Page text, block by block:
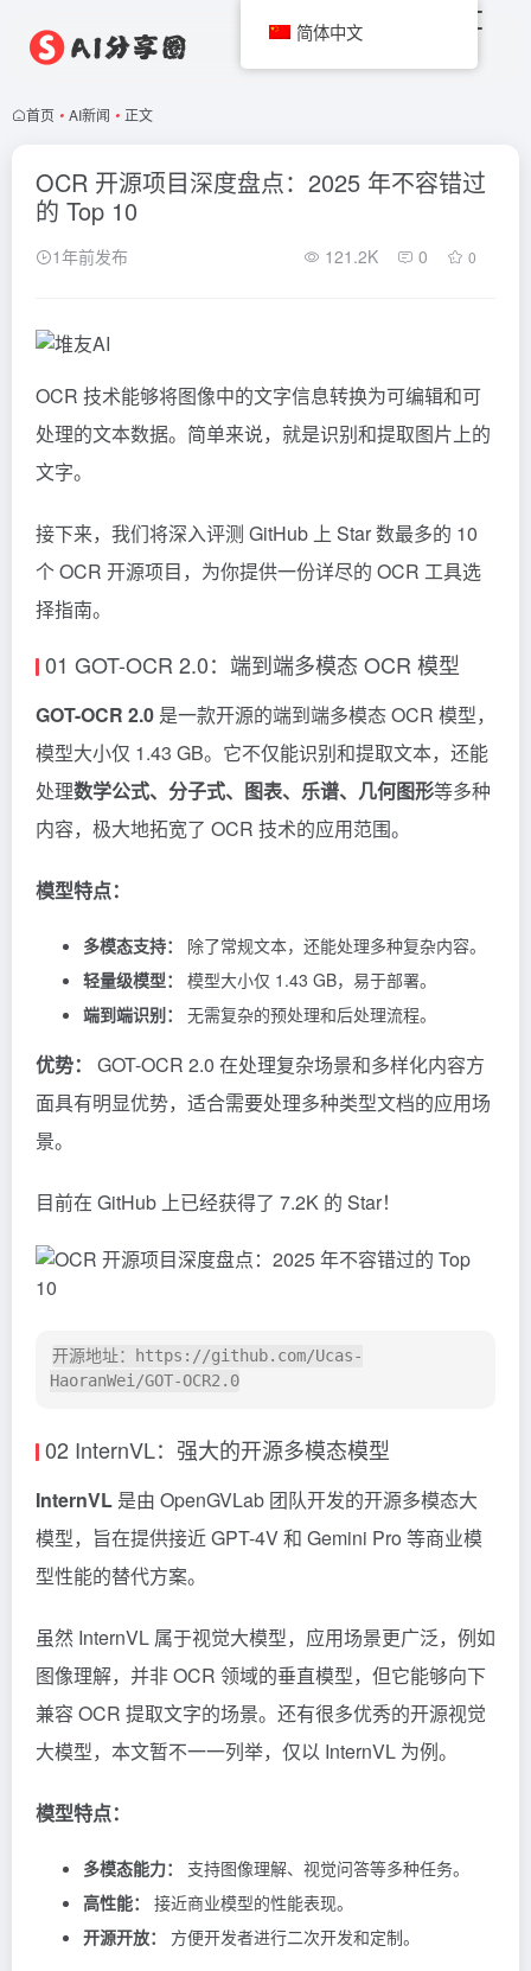
首页 • AI新闻 • 正文
OCR 开源项目深度盘点：2025 年不容错过
的 Top 10
1年前发布 121.2K 0 0
OCR 技术能够将图像中的文字信息转换为可编辑和可
处理的文本数据。简单来说，就是识别和提取图片上的
文字。
接下来，我们将深入评测 GitHub 上 Star 数最多的 10
个 OCR 开源项目，为你提供一份详尽的 OCR 工具选
择指南。
01 GOT-OCR 2.0：端到端多模态 OCR 模型
GOT-OCR 2.0 是一款开源的端到端多模态 OCR 模型，
模型大小仅 1.43 GB。它不仅能识别和提取文本，还能
处理数学公式、分子式、图表、乐谱、几何图形等多种
内容，极大地拓宽了 OCR 技术的应用范围。
模型特点：
多模态支持：
除了常规文本，还能处理多种复杂内容。
轻量级模型：
模型大小仅 1.43 GB，易于部署。
端到端识别：
无需复杂的预处理和后处理流程。
优势：
GOT-OCR 2.0 在处理复杂场景和多样化内容方
面具有明显优势，适合需要处理多种类型文档的应用场
景。
目前在 GitHub 上已经获得了 7.2K 的 Star！
开源地址：https://github.com/Ucas-
02 InternVL：强大的开源多模态模型
InternVL 是由 OpenGVLab 团队开发的开源多模态大
模型，旨在提供接近 GPT-4V 和 Gemini Pro 等商业模
型性能的替代方案。
虽然 InternVL 属于视觉大模型，应用场景更广泛，例如
图像理解，并非 OCR 领域的垂直模型，但它能够向下
兼容 OCR 提取文字的场景。还有很多优秀的开源视觉
大模型，本文暂不一一列举，仅以 InternVL 为例。
模型特点：
多模态能力：
支持图像理解、视觉问答等多种任务。
高性能：
接近商业模型的性能表现。
开源开放：
方便开发者进行二次开发和定制。
简体中文